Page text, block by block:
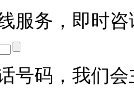
服务，即时咨
号码，我们